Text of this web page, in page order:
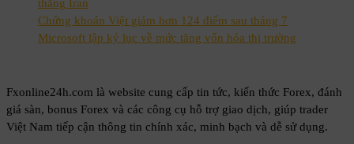
thẳng Iran
Chứng khoán Việt giảm hơn 124 điểm sau tháng 7
Microsoft lập kỷ lục về mức tăng vốn hóa thị trường
Fxonline24h.com là website cung cấp tin tức, kiến thức Forex, đánh
giá sàn, bonus Forex và các công cụ hỗ trợ giao dịch, giúp trader
Việt Nam tiếp cận thông tin chính xác, minh bạch và dễ sử dụng.